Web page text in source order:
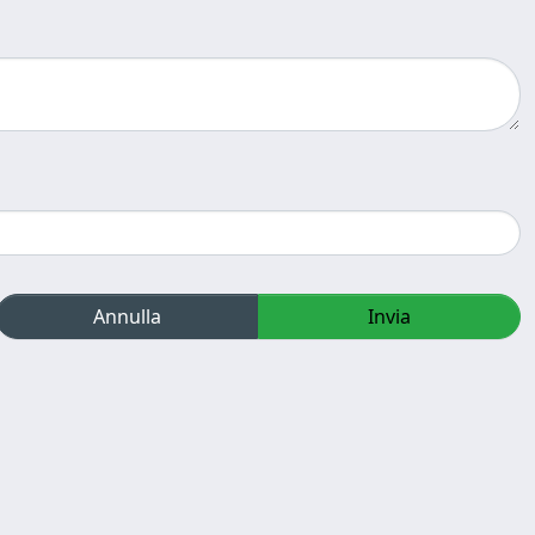
Annulla Invia